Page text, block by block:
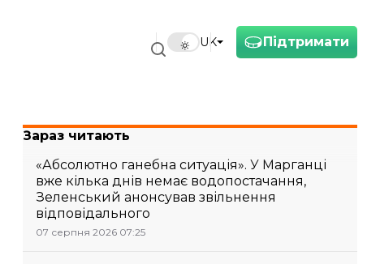
Підтримати
UK
Зараз читають
«Абсолютно ганебна ситуація». У Марганці
вже кілька днів немає водопостачання,
Зеленський анонсував звільнення
відповідального
07 серпня 2026 07:25